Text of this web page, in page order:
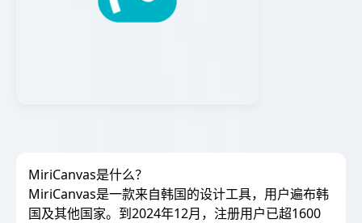
MiriCanvas是什么？
MiriCanvas是一款来自韩国的设计工具，用户遍布韩
国及其他国家。到2024年12月，注册用户已超1600